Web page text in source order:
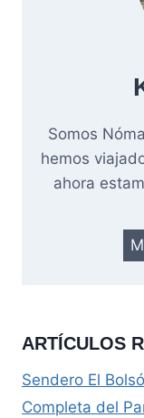
Somos
hemos
ahora
ARTÍCULOS
Sendero El
Completa del